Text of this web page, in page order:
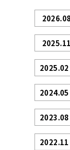
2025.11
2025.02
2024.05
2023.08
2022.11